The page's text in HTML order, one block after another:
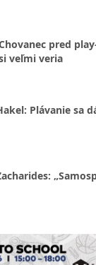
Chovanec pred
veľmi veria
Plávanie sa